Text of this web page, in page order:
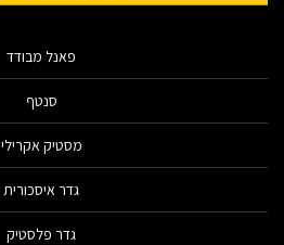
פאנל מבודד
סנטף
מסטיק אקרילי
גדר איסכורית
גדר פלסטיק